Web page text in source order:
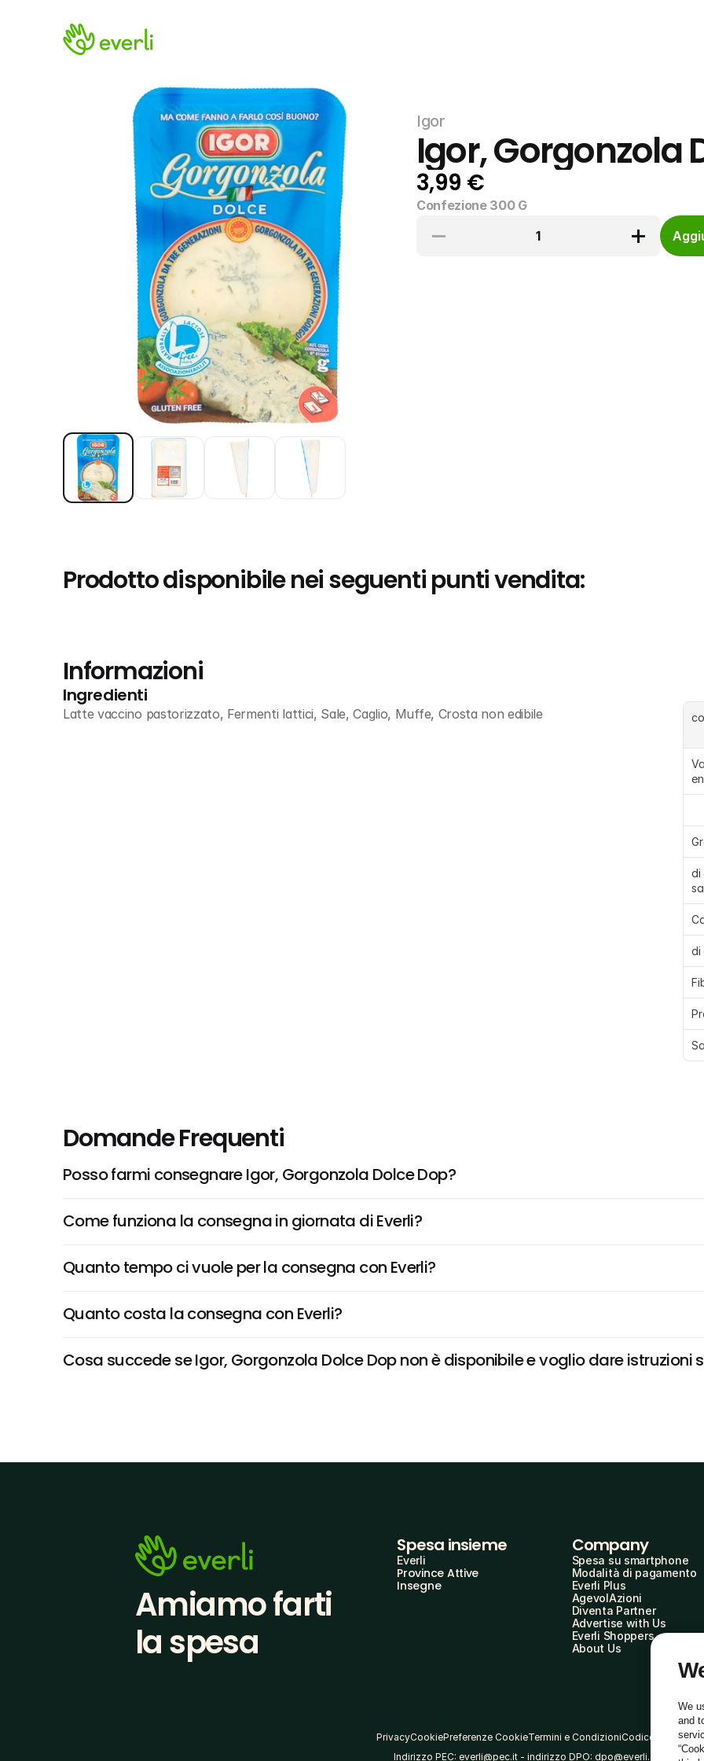
Igor
Igor, Gorgonzola
3,99 €
Confezione 300 G
1
Prodotto disponibile nei seguenti punti vendita:
Informazioni
Ingredienti
Latte vaccino pastorizzato, Fermenti lattici, Sale, Caglio, Muffe, Crosta non edibile
di
di
Domande Frequenti
Posso farmi consegnare Igor, Gorgonzola Dolce Dop?
Come funziona la consegna in giornata di Everli?
Quanto tempo ci vuole per la consegna con Everli?
Quanto costa la consegna con Everli?
Cosa succede se Igor, Gorgonzola Dolce Dop non è disponibile e voglio dare istruzioni
Amiamo farti
la spesa
Spesa insieme
Everli
Province Attive
Insegne
Company
Spesa su smartphone
Modalità di pagamento
Everli Plus
AgevolAzioni
Diventa Partner
Advertise with Us
Everli Shoppers
About Us
PrivacyCookiePreferenze CookieTermini e CondizioniCodice Etico
Indirizzo PEC: everli@pec.it - indirizzo DPO: dpo@everli.com
We
and